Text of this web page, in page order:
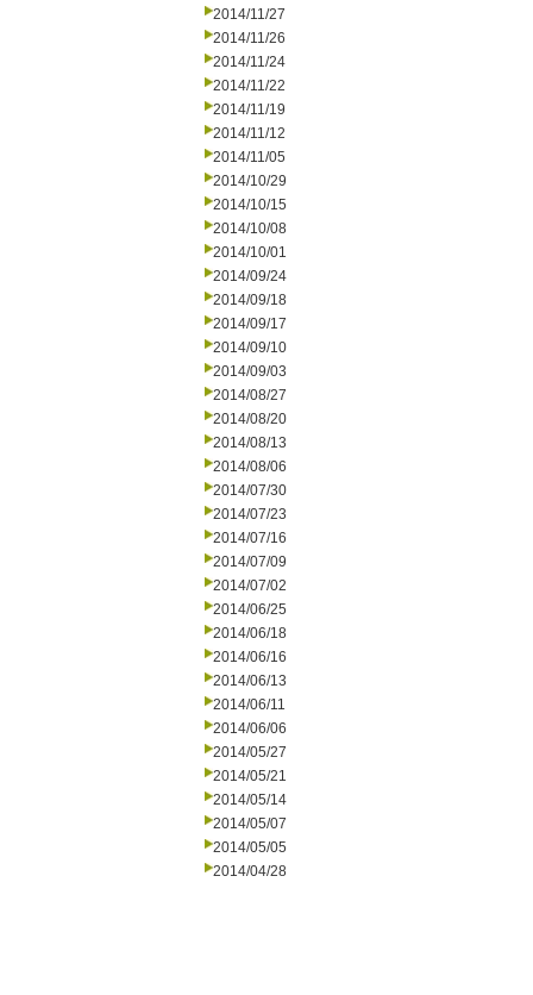
2014/11/27
2014/11/26
2014/11/24
2014/11/22
2014/11/19
2014/11/12
2014/11/05
2014/10/29
2014/10/15
2014/10/08
2014/10/01
2014/09/24
2014/09/18
2014/09/17
2014/09/10
2014/09/03
2014/08/27
2014/08/20
2014/08/13
2014/08/06
2014/07/30
2014/07/23
2014/07/16
2014/07/09
2014/07/02
2014/06/25
2014/06/18
2014/06/16
2014/06/13
2014/06/11
2014/06/06
2014/05/27
2014/05/21
2014/05/14
2014/05/07
2014/05/05
2014/04/28